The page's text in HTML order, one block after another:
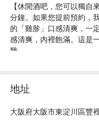
【休閒酒吧，您可以獨
分鐘。如果您提前預約，
的「雞胗」口感清爽，一
感清爽，內裡飽滿。這是
雞。
地址
大阪府大阪市東淀川區豐